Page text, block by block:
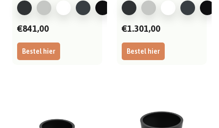
gema..
Bestel hier
€841,00
gema..
Bestel hier
€1.301,00